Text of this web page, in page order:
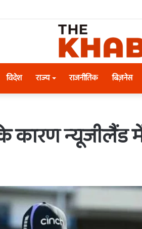
विदेश राज्य राजनीतिक बिज़नेस
कारण न्यूजीलैंड